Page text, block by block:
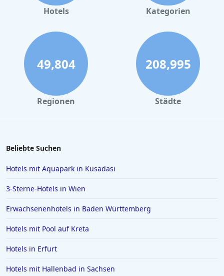
Hotels Kategorien
49,804
Regionen
208,995
Städte
Beliebte Suchen
Hotels mit Aquapark in Kusadasi
3-Sterne-Hotels in Wien
Erwachsenenhotels in Baden Württemberg
Hotels mit Pool auf Kreta
Hotels in Erfurt
Hotels mit Hallenbad in Sachsen